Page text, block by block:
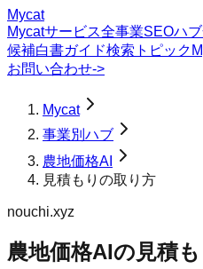
Mycat
Mycatサービス全事業SEOハブ
候補白書ガイド検索トピック
お問い合わせ->
Mycat
事業別ハブ
農地価格AI
見積もりの取り方
nouchi.xyz
農地価格AIの 見積